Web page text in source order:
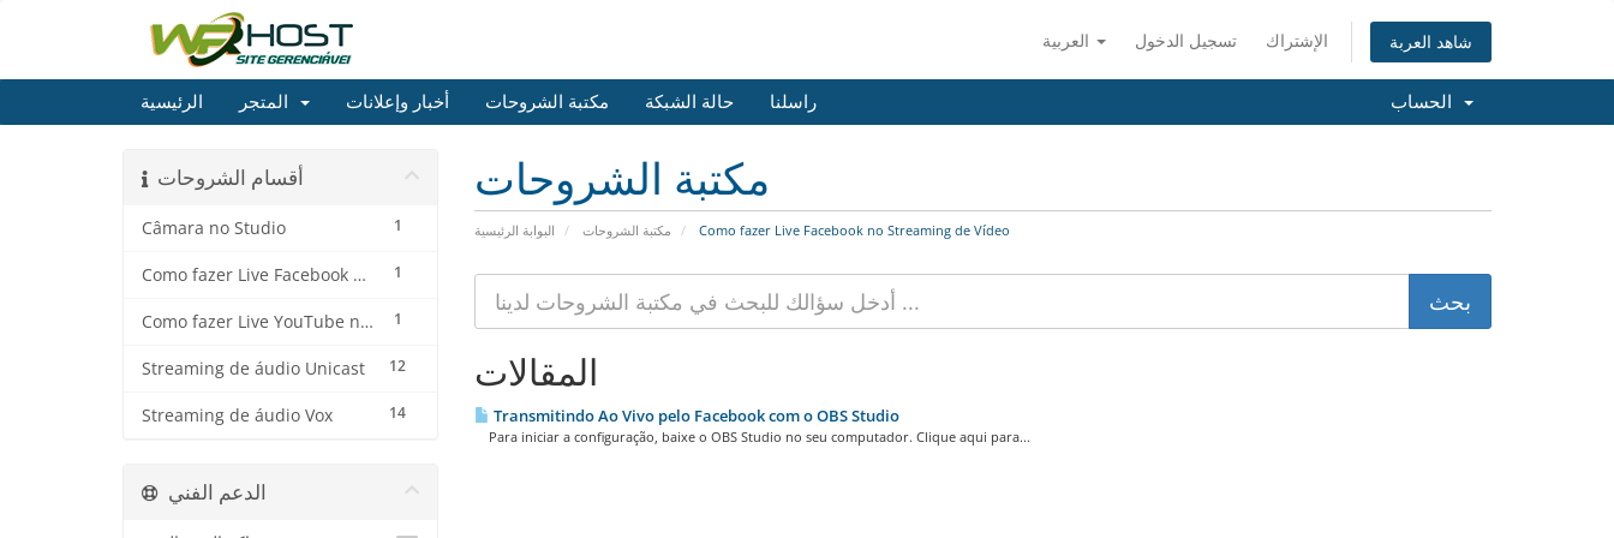
تسجيل الدخول الإشتراك شاهد العربة
الرئيسية أخبار وإعلانات مكتبة الشروحات حالة الشبكة راسلنا
مكتبة الشروحات
البوابة الرئيسية مكتبة الشروحات Como fazer Live Facebook no Streaming de Vídeo
أقسام الشروحات
1
Câmara no Studio
1
Como fazer Live Facebook no Streaming de Vídeo
1
Como fazer Live YouTube no Streaming de Vídeo
12
Streaming de áudio Unicast
14
Streaming de áudio Vox
المقالات
Transmitindo Ao Vivo pelo Facebook com o OBS Studio
Para iniciar a configuração, baixe o OBS Studio no seu computador. Clique aqui para...
الدعم الفني